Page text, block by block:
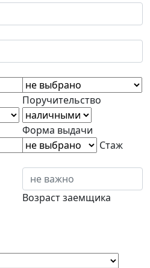
Поручительство
Форма выдачи
Стаж
Возраст заемщика